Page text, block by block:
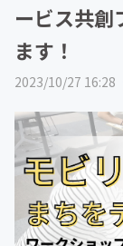
ービス共創
ます！
2023/10/27 16:28